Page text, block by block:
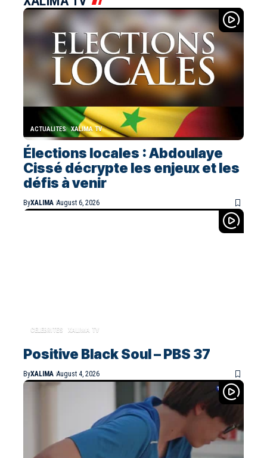
ACTUALITES XALIMA TV
Élections locales : Abdoulaye
Cissé décrypte les enjeux et les
défis à venir
ByXALIMA August 6, 2026
CELEBRITES XALIMA TV
Positive Black Soul – PBS 37
ByXALIMA August 4, 2026